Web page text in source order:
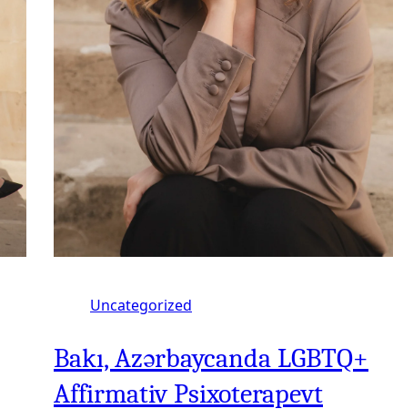
Uncategorized
Bakı, Azərbaycanda LGBTQ+
Affirmativ Psixoterapevt